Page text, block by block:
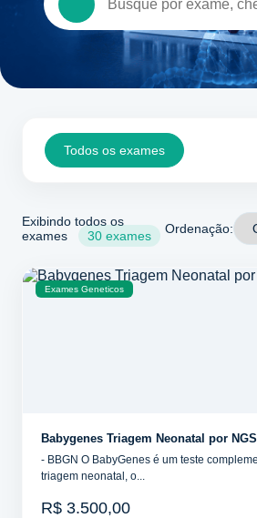
Todos os exames
Exibindo todos os
exames
30 exames Ordenação:
Exames Geneticos
Babygenes Triagem Neonatal por NGS
- BBGN O BabyGenes é um teste complementar ao exame de
triagem neonatal, o...
R$ 3.500,00